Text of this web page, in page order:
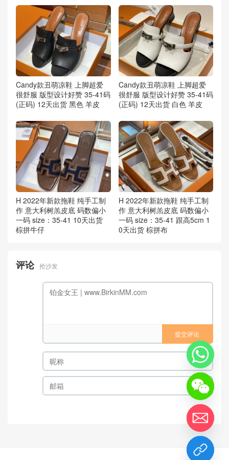
Candy款丑萌凉鞋 上脚超爱
很舒服 版型设计好赞 35-41码
(正码) 12天出货 黑色 羊皮
Candy款丑萌凉鞋 上脚超爱
很舒服 版型设计好赞 35-41码
(正码) 12天出货 白色 羊皮
H 2022年新款拖鞋 纯手工制
作 意大利树羔皮底 码数偏小
一码 size：35-41 10天出货
棕拼牛仔
H 2022年新款拖鞋 纯手工制
作 意大利树羔皮底 码数偏小
一码 size：35-41 跟高5cm 1
0天出货 棕拼布
评论 抢沙发
提交评论
chaty